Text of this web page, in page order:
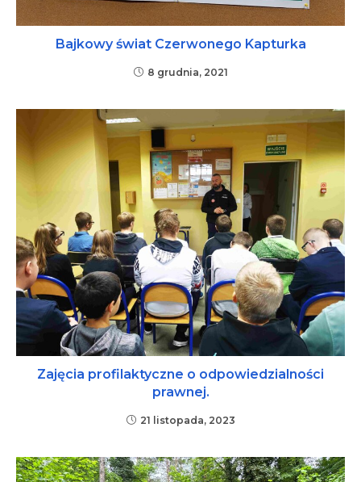
Bajkowy świat Czerwonego Kapturka
8 grudnia, 2021
Zajęcia profilaktyczne o odpowiedzialności
prawnej.
21 listopada, 2023